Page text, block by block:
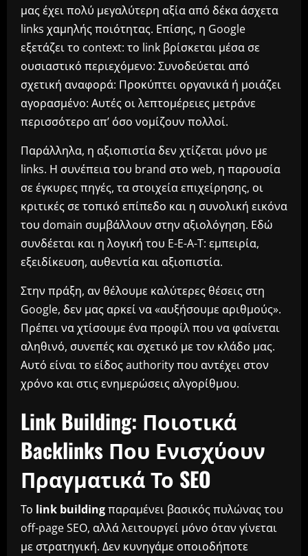
μας έχει πολύ μεγαλύτερη αξία από δέκα άσχετα
links χαμηλής ποιότητας. Επίσης, η Google
εξετάζει το context: το link βρίσκεται μέσα σε
ουσιαστικό περιεχόμενο: Συνοδεύεται από
σχετική αναφορά: Προκύπτει οργανικά ή μοιάζει
αγορασμένο: Αυτές οι λεπτομέρειες μετράνε
περισσότερο απ’ όσο νομίζουν πολλοί.
Παράλληλα, η αξιοπιστία δεν χτίζεται μόνο με
links. Η συνέπεια του brand στο web, η παρουσία
σε έγκυρες πηγές, τα στοιχεία επιχείρησης, οι
κριτικές σε τοπικό επίπεδο και η συνολική εικόνα
του domain συμβάλλουν στην αξιολόγηση. Εδώ
συνδέεται και η λογική του E-E-A-T: εμπειρία,
εξειδίκευση, αυθεντία και αξιοπιστία.
Στην πράξη, αν θέλουμε καλύτερες θέσεις στη
Google, δεν μας αρκεί να «αυξήσουμε αριθμούς».
Πρέπει να χτίσουμε ένα προφίλ που να φαίνεται
αληθινό, συνεπές και σχετικό με τον κλάδο μας.
Αυτό είναι το είδος authority που αντέχει στον
χρόνο και στις ενημερώσεις αλγορίθμου.
Link Building: Ποιοτικά
Backlinks Που Ενισχύουν
Πραγματικά Το SEO
Το link buildingπαραμένει βασικός πυλώνας του
off-page SEO, αλλά λειτουργεί μόνο όταν γίνεται
με στρατηγική. Δεν κυνηγάμε οποιοδήποτε